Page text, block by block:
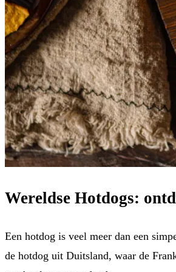
Wereldse Hotdogs:
Een hotdog is veel meer dan een
de hotdog uit Duitsland, waar de